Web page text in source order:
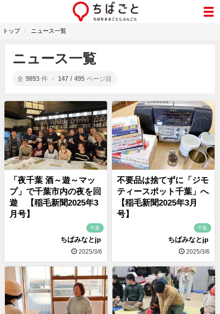
トップ ニュース一覧
ニュース一覧
全 9893 件 ・ 147 / 495 ページ目
「夜千葉 酒～遊～マッ
プ」で千葉市内の夜を回
遊 【稲毛新聞2025年3
月号】
千葉
ちばみなとjp
2025/3/6
不要品は捨てずに「ジモ
ティースポット千葉」へ
【稲毛新聞2025年3月
号】
千葉
ちばみなとjp
2025/3/6